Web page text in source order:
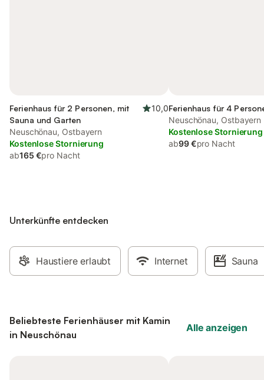
Ferienhaus für 2 Personen, mit
Sauna und Garten
10,0
Neuschönau, Ostbayern
Kostenlose Stornierung
ab165 €pro Nacht
Ferienhaus für 4
Neuschönau, Ostbayern
Kostenlose Stornierung
ab99 €pro Nacht
Unterkünfte entdecken
Haustiere erlaubt Internet Sauna
Beliebteste Ferienhäuser mit Kamin
in Neuschönau
Alle anzeigen